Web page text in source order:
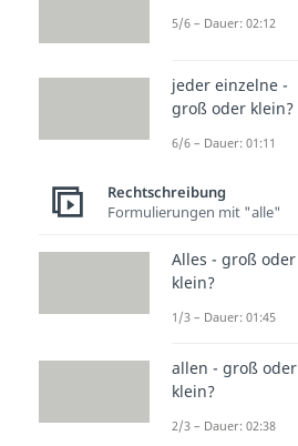
5/6 – Dauer: 02:12
jeder einzelne -
groß oder klein?
6/6 – Dauer: 01:11
Rechtschreibung
Formulierungen mit "alle"
Alles - groß oder
klein?
1/3 – Dauer: 01:45
allen - groß oder
klein?
2/3 – Dauer: 02:38